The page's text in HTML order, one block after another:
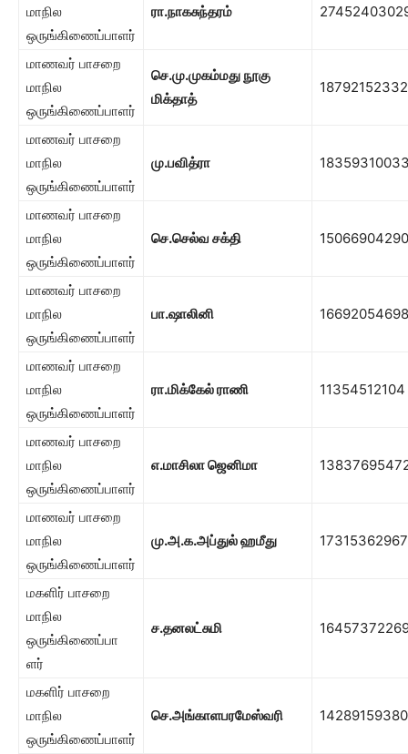
மாநில
ஒருங்கிணைப்பாளர்
ரா.நாகசுந்தரம்
மாணவர் பாசறை
மாநில
ஒருங்கிணைப்பாளர்
செ.மு.முகம்மது நூகு
மிக்தாத்
18792152332
மாணவர் பாசறை
மாநில
ஒருங்கிணைப்பாளர்
மு.பவித்ரா
மாணவர் பாசறை
மாநில
ஒருங்கிணைப்பாளர்
செ.செல்வ சக்தி 15066904290
மாணவர் பாசறை
மாநில
ஒருங்கிணைப்பாளர்
பா.ஷாலினி 16692054698
மாணவர் பாசறை
மாநில
ஒருங்கிணைப்பாளர்
ரா.மிக்கேல் ராணி 11354512104
மாணவர் பாசறை
மாநில
ஒருங்கிணைப்பாளர்
எ.மாசிலா ஜெனிமா
மாணவர் பாசறை
மாநில
ஒருங்கிணைப்பாளர்
மு.அ.க.அப்துல் ஹமீது 17315362967
மகளிர் பாசறை
மாநில
ஒருங்கிணைப்பா
ளர்
ச.தனலட்சுமி
மகளிர் பாசறை
மாநில
ஒருங்கிணைப்பாளர்
செ.அங்காளபரமேஸ்வரி 14289159380